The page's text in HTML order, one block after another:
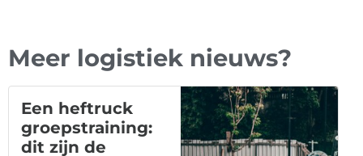
Meer logistiek nieuws?
Een heftruck
groepstraining:
dit zijn de